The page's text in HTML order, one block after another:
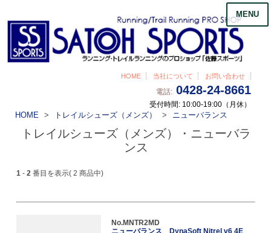
HOME 当社について お問い合わせ
電話: 0428-24-8661
受付時間: 10:00-19:00（月休）
MENU
HOME トレイルシューズ（メンズ） ニューバランス
トレイルシューズ（メンズ）・ニューバラ
ンス
1 -2番目を表示( 2 商品中)
No.MNTR2MD
ニューバランス DynaSoft Nitrel v6 4E